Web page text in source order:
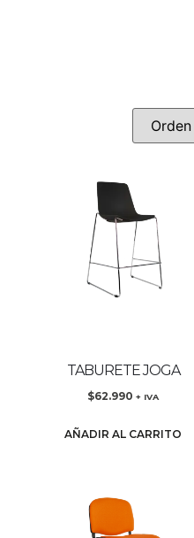
TABURETE JOGA
$62.990 + IVA
AÑADIR AL CARRITO